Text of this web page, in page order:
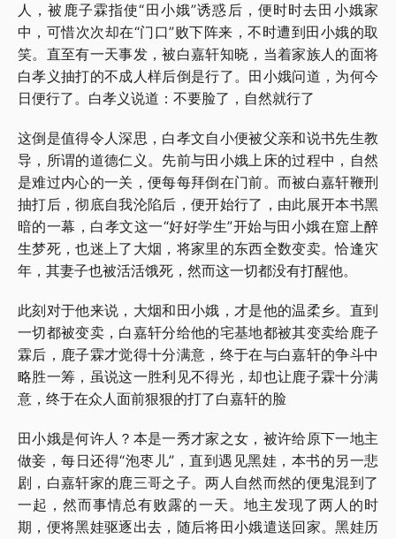
人，被鹿子霖指使“田小娥”诱惑后，便时时去田小娥家
中，可惜次次却在“门口”败下阵来，不时遭到田小娥的取
笑。直至有一天事发，被白嘉轩知晓，当着家族人的面将
白孝义抽打的不成人样后倒是行了。田小娥问道，为何今
日便行了。白孝义说道：不要脸了，自然就行了
这倒是值得令人深思，白孝文自小便被父亲和说书先生教
导，所谓的道德仁义。先前与田小娥上床的过程中，自然
是难过内心的一关，便每每拜倒在门前。而被白嘉轩鞭刑
抽打后，彻底自我沦陷后，便开始行了，由此展开本书黑
暗的一幕，白孝文这一“好好学生”开始与田小娥在窟上醉
生梦死，也迷上了大烟，将家里的东西全数变卖。恰逢灾
年，其妻子也被活活饿死，然而这一切都没有打醒他。
此刻对于他来说，大烟和田小娥，才是他的温柔乡。直到
一切都被变卖，白嘉轩分给他的宅基地都被其变卖给鹿子
霖后，鹿子霖才觉得十分满意，终于在与白嘉轩的争斗中
略胜一筹，虽说这一胜利见不得光，却也让鹿子霖十分满
意，终于在众人面前狠狠的打了白嘉轩的脸
田小娥是何许人？本是一秀才家之女，被许给原下一地主
做妾，每日还得“泡枣儿”，直到遇见黑娃，本书的另一悲
剧，白嘉轩家的鹿三哥之子。两人自然而然的便鬼混到了
一起，然而事情总有败露的一天。地主发现了两人的时
期，便将黑娃驱逐出去，随后将田小娥遣送回家。黑娃历